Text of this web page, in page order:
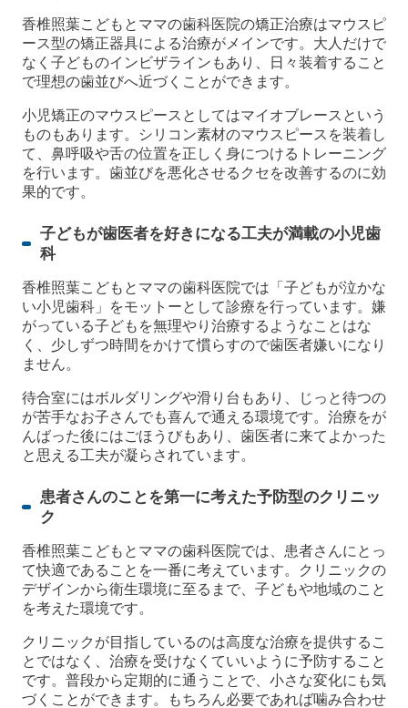
香椎照葉こどもとママの歯科医院の矯正治療はマウスピ
ース型の矯正器具による治療がメインです。大人だけで
なく子どものインビザラインもあり、日々装着すること
で理想の歯並びへ近づくことができます。
小児矯正のマウスピースとしてはマイオブレースという
ものもあります。シリコン素材のマウスピースを装着し
て、鼻呼吸や舌の位置を正しく身につけるトレーニング
を行います。歯並びを悪化させるクセを改善するのに効
果的です。
子どもが歯医者を好きになる工夫が満載の小児歯
科
香椎照葉こどもとママの歯科医院では「子どもが泣かな
い小児歯科」をモットーとして診療を行っています。嫌
がっている子どもを無理やり治療するようなことはな
く、少しずつ時間をかけて慣らすので歯医者嫌いになり
ません。
待合室にはボルダリングや滑り台もあり、じっと待つの
が苦手なお子さんでも喜んで通える環境です。治療をが
んばった後にはごほうびもあり、歯医者に来てよかった
と思える工夫が凝らされています。
患者さんのことを第一に考えた予防型のクリニッ
ク
香椎照葉こどもとママの歯科医院では、患者さんにとっ
て快適であることを一番に考えています。クリニックの
デザインから衛生環境に至るまで、子どもや地域のこと
を考えた環境です。
クリニックが目指しているのは高度な治療を提供するこ
とではなく、治療を受けなくていいように予防すること
です。普段から定期的に通うことで、小さな変化にも気
づくことができます。もちろん必要であれば噛み合わせ